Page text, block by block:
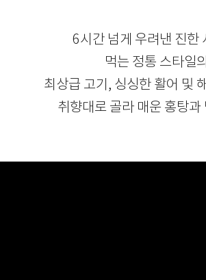
6시간 넘게 우려낸 진한
먹는 정통 스타일
최상급 고기, 싱싱한 활어 및
취향대로 골라 매운 홍탕